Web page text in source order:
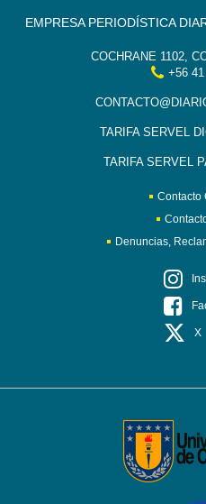
EMPRESA PERIODÍSTICA
COCHRANE 1102,
+56
TARIFA SERVEL
TARIFA SERVEL
Contacto
Denuncias,
X